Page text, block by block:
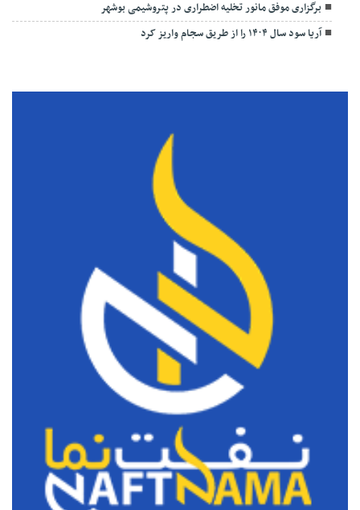
برگزاری موفق مانور تخلیه اضطراری در پتروشیمی بوشهر
آریا سود سال ۱۴۰۴ را از طریق سجام واریز کرد